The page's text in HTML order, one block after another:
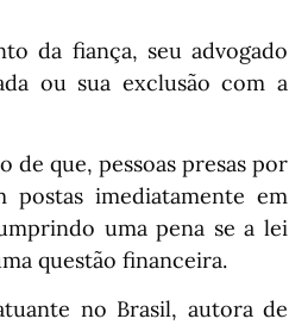
da fiança, seu advogado
ou sua exclusão com a
de que, pessoas presas por
postas imediatamente em
uma pena se a lei
questão financeira.
no Brasil, autora de